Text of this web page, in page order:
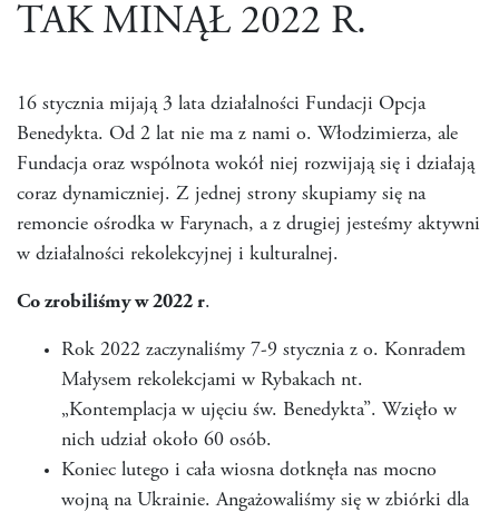
TAK MINĄŁ 2022 R.
16 stycznia mijają 3 lata działalności Fundacji Opcja
Benedykta. Od 2 lat nie ma z nami o. Włodzimierza, ale
Fundacja oraz wspólnota wokół niej rozwijają się i działają
coraz dynamiczniej. Z jednej strony skupiamy się na
remoncie ośrodka w Farynach, a z drugiej jesteśmy aktywni
w działalności rekolekcyjnej i kulturalnej.
Co zrobiliśmy w 2022 r.
Rok 2022 zaczynaliśmy 7-9 stycznia z o. Konradem
Małysem rekolekcjami w Rybakach nt.
„Kontemplacja w ujęciu św. Benedykta”. Wzięło w
nich udział około 60 osób.
Koniec lutego i cała wiosna dotknęła nas mocno
wojną na Ukrainie. Angażowaliśmy się w zbiórki dla